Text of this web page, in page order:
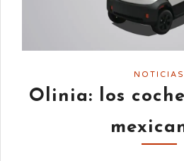
NOTICIAS
Olinia: los